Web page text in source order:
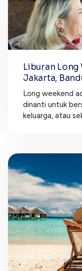
Liburan Long
Jakarta,
Long weekend
dinanti untuk
keluarga, atau